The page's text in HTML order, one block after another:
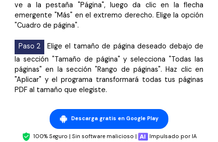
ve a la pestaña "Página", luego da clic en la flecha
emergente "Más" en el extremo derecho. Elige la opción
"Cuadro de página".
Paso 2
Elige el tamaño de página deseado debajo de
la sección "Tamaño de página" y selecciona "Todas las
páginas" en la sección "Rango de páginas". Haz clic en
"Aplicar" y el programa transformará todas tus páginas
PDF al tamaño que elegiste.
Descarga gratis en Google Play
100% Seguro | Sin software malicioso | Impulsado por IA